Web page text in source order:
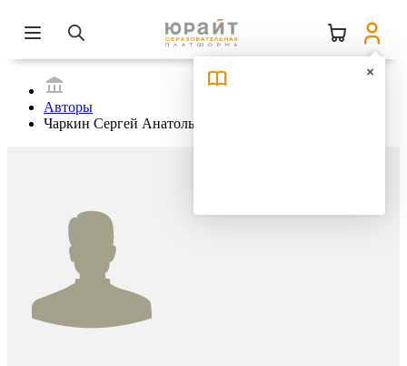
Авторы
Чаркин Сергей Анатольевич